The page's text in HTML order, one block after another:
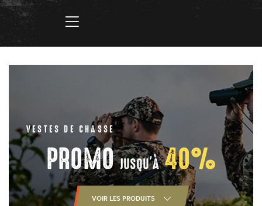
VESTES DE CHASSE
PROMOJUSQU'À40%
VOIR LES PRODUITS